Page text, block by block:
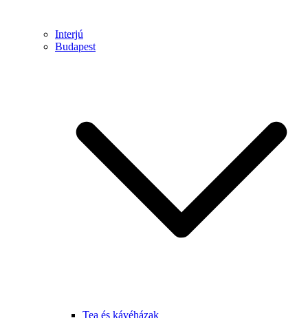
Interjú
Budapest
Tea és kávéházak